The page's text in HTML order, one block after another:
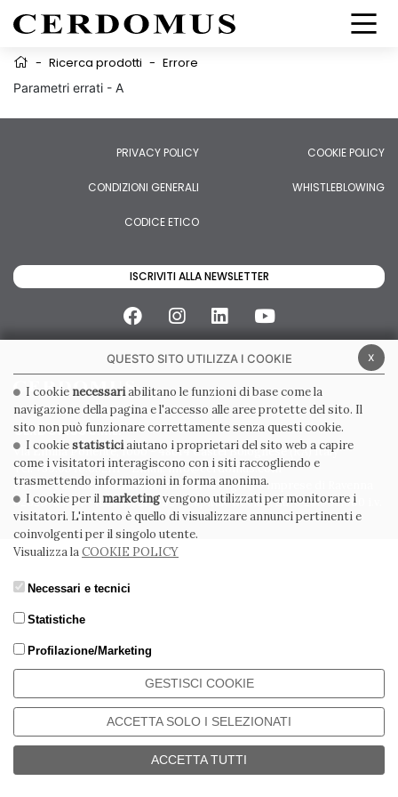
- Ricerca prodotti - Errore
Parametri errati - A
CERDOMUS S.R.L.
Via Emilia Ponente, 1000 - 48014 Castel Bolognese (RA) Italy
Tel. +39.0546.652111 - Email: info@cerdomus.com
Codice Fiscale e numero iscrizione al registro imprese di Ravenna
02620780391 - REA RA 217992 - Capitale Sociale Euro 20.000.000 i.v.
PRIVACY POLICY COOKIE POLICY
CONDIZIONI GENERALI WHISTLEBLOWING
CODICE ETICO
ISCRIVITI ALLA NEWSLETTER
x
QUESTO SITO UTILIZZA I COOKIE
I cookie necessariabilitano le funzioni di base come la
navigazione della pagina e l'accesso alle aree protette del sito. Il
sito non può funzionare correttamente senza questi cookie.
I cookiestatisticiaiutano i proprietari del sito web a capire
come i visitatori interagiscono con i siti raccogliendo e
trasmettendo informazioni in forma anonima.
I cookie per il marketingvengono utilizzati per monitorare i
visitatori. L'intento è quello di visualizzare annunci pertinenti e
coinvolgenti per il singolo utente.
Visualizza laCOOKIE POLICY
Necessari e tecnici
Statistiche
Profilazione/Marketing
GESTISCI COOKIE
ACCETTA SOLO I SELEZIONATI
ACCETTA TUTTI